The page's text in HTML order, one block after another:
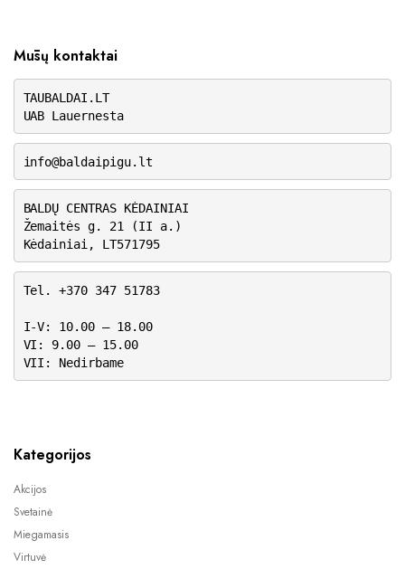
Mūsų kontaktai
TAUBALDAI.LT
UAB Lauernesta
info@baldaipigu.lt
BALDŲ CENTRAS KĖDAINIAI
Žemaitės g. 21 (II a.)
Kėdainiai, LT571795
Tel. +370 347 51783
I-V: 10.00 – 18.00
VI: 9.00 – 15.00
VII: Nedirbame
Kategorijos
Akcijos
Svetainė
Miegamasis
Virtuvė